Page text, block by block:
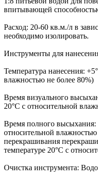
впитывающей
Расход: 20-60 кв.м./л в
необходимо изолировать.
Инструменты для
Температура нанесения:
влажностью не более 80%)
Время визуального
20°C с относительной
Время полного высыхания:
относительной
перекрашивания
температуре 20°C с
Очистка инструмента: